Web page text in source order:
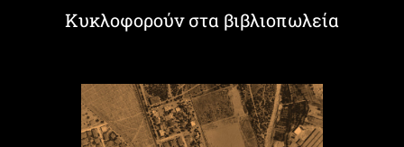
Κυκλοφορούν στα βιβλιοπωλεία